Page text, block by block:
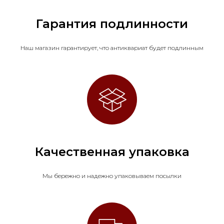
Гарантия подлинности
Наш магазин гарантирует, что антиквариат будет подлинным
Качественная упаковка
Мы бережно и надежно упаковываем посылки